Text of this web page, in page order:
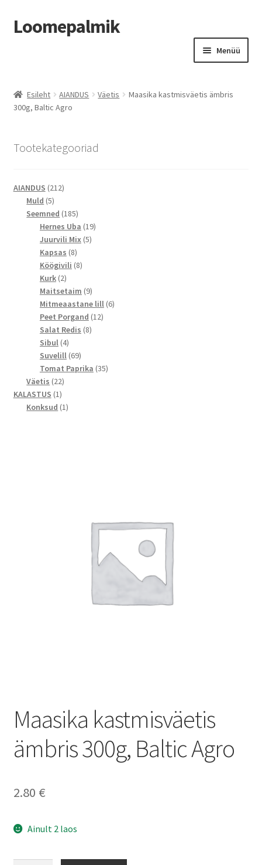
Loomepalmik
Menüü
Esileht AIANDUS Väetis
Maasika kastmisväetis ämbris
300g, Baltic Agro
Maasika kastmisväetis
ämbris 300g, Baltic Agro
2.80 €
Ainult 2 laos
Tootekategooriad
AIANDUS 212212
Muld 55
toodet
Seemned 185185
toodet
Hernes Uba 1919
Juurvili Mix 55
Kapsas 88
toodet
Köögivili 88
Kurk 22
toodet
Maitsetaim 99
toodet
Mitmeaastane lill 66
Peet Porgand 1212
Salat Redis 88
Sibul 44
toodet
Suvelill 6969
toodet
Tomat Paprika 3535
Väetis 2222
KALASTUS 11
toode
Konksud 11